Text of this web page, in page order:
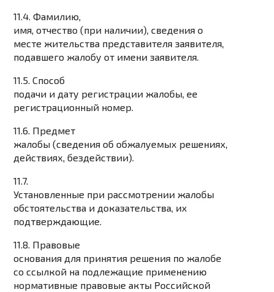
11.4. Фамилию,
имя, отчество (при наличии), сведения о
месте жительства представителя заявителя,
подавшего жалобу от имени заявителя.
11.5. Способ
подачи и дату регистрации жалобы, ее
регистрационный номер.
11.6. Предмет
жалобы (сведения об обжалуемых решениях,
действиях, бездействии).
11.7.
Установленные при рассмотрении жалобы
обстоятельства и доказательства, их
подтверждающие.
11.8. Правовые
основания для принятия решения по жалобе
со ссылкой на подлежащие применению
нормативные правовые акты Российской